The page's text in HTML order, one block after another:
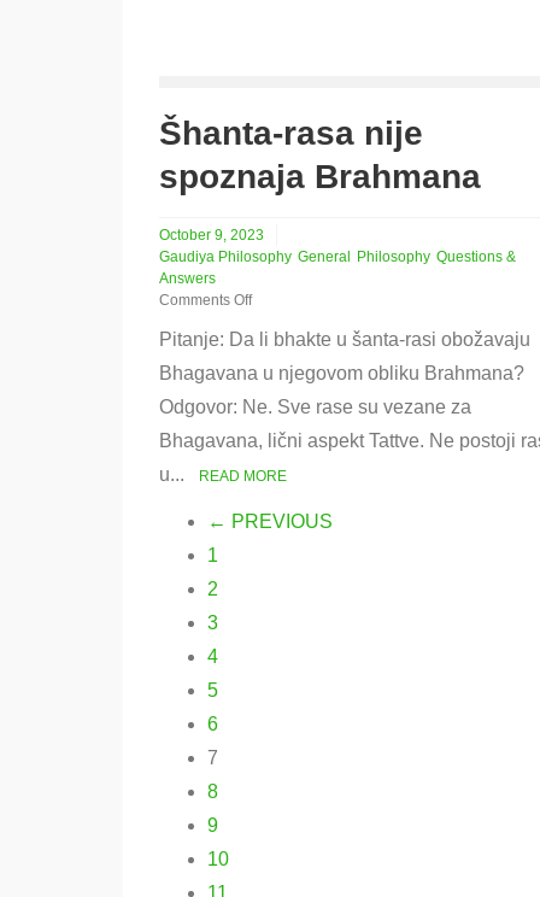
Šhanta-rasa nije
spoznaja Brahmana
October 9, 2023
Gaudiya Philosophy General Philosophy Questions &
Answers
Comments Off
Šhanta-
rasa
spoznaja
Brahmana
Pitanje: Da li bhakte u šanta-rasi obožavaju
Bhagavana u njegovom obliku Brahmana?
Odgovor: Ne. Sve rase su vezane za
Bhagavana, lični aspekt Tattve. Ne postoji
u...
READ MORE
← PREVIOUS
1
2
3
4
5
6
7
8
9
10
11